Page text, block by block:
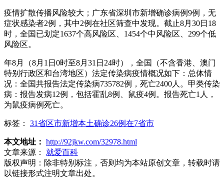
疫情扩散传播风险较大；广东省深圳市新增确诊病例9例，无
症状感染者2例，其中2例在社区筛查中发现。截止8月30日18
时，全国已划定1637个高风险区、1454个中风险区、299个低
风险区。
年8月（8月1日0时至8月31日24时），全国（不含香港、澳门
特别行政区和台湾地区）法定传染病疫情概况如下：总体情
况：全国共报告法定传染病735782例，死亡2400人。甲类传染
病：报告发病12例，包括霍乱8例、鼠疫4例。报告死亡1人，
为鼠疫病例死亡。
标签： 31省区市新增本土确诊26例在7省市
本文地址： http://92jkw.com/32978.html
文章来源：
就爱百科
版权声明： 除非特别标注，否则均为本站原创文章，转载时请
以链接形式注明文章出处。